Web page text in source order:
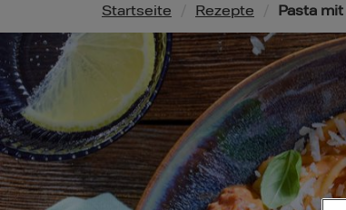
Pfadnavigation
Startseite Rezepte Pasta